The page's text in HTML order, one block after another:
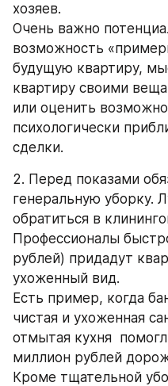
хозяев.
Очень важно
возможность
будущую квартиру,
квартиру своими
или оценить
психологически
сделки.
2. Перед показами
генеральную уборку.
обратиться в
Профессионалы
рублей) придадут
ухоженный вид.
Есть пример, когда
чистая и ухоженная
отмытая кухня
миллион рублей
Кроме тщательной